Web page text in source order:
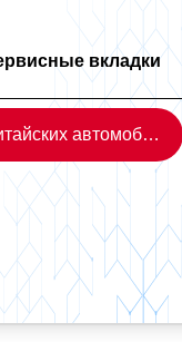
вкладки
Каталог китайских автомобилей